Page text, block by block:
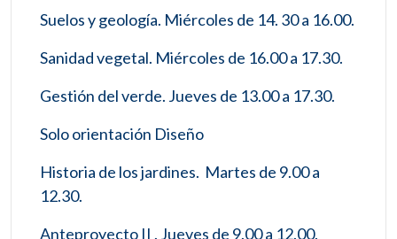
Suelos y geología. Miércoles de 14. 30 a 16.00.
Sanidad vegetal. Miércoles de 16.00 a 17.30.
Gestión del verde. Jueves de 13.00 a 17.30.
Solo orientación Diseño
Historia de los jardines. Martes de 9.00 a
12.30.
Anteproyecto II . Jueves de 9.00 a 12.00.